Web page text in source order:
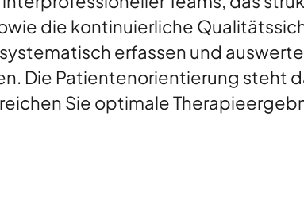
die kontinuierliche
erfassen und
Die Patientenorientierung steht
Sie optimale